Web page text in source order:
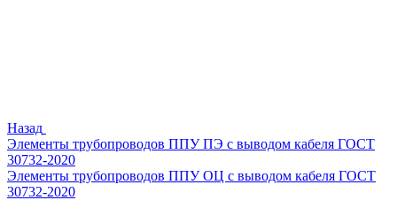
Назад
Элементы трубопроводов ППУ ПЭ с выводом кабеля ГОСТ
30732-2020
Элементы трубопроводов ППУ ОЦ с выводом кабеля ГОСТ
30732-2020